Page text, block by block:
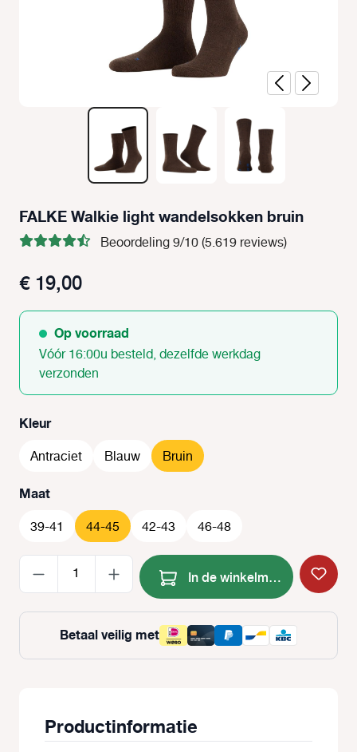
FALKE Walkie light wandelsokken bruin
Beoordeling 9/10 (5.619 reviews)
€ 19,00
Op voorraad
Vóór 16:00u besteld, dezelfde werkdag
verzonden
Selecteer
Kleur
Antraciet Blauw Bruin
Selecteer
Maat
39-41 44-45 42-43 46-48
Producthoeveelheid: Voer
In de winkelmand
Betaal veilig met
Productinformatie